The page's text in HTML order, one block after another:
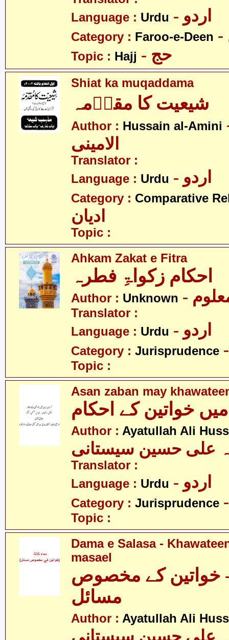
Language : Urdu - اردو
Category : Faroo-e-Deen
Topic : Hajj - حج
Shiat ka muqaddama
شیعیت کا مقدؔمہ
Author : Hussain al-Amini
الامینی
Translator :
Language : Urdu - اردو
Category : Comparative
ادیان
Topic :
Ahkam Zakat e Fitra
احکام زکواۃِ فطرہ
Author : Unknown معلوم
Translator :
Language : Urdu - اردو
Category : Jurisprudence
Topic :
Asan zaban may
خواتین کے احکام
Author : Ayatullah Ali
علی حسین سیستانی
Translator :
Language : Urdu - اردو
Category : Jurisprudence
Topic :
Dama e Salasa -
masael
- خواتین کے مخصوص
مسائل
Author : Ayatullah Ali